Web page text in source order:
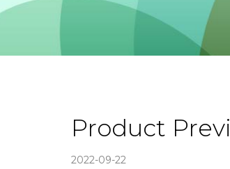
Product
2022-09-22